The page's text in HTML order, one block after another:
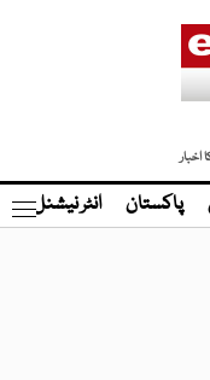
اخبار
پاکستان انٹر نیشنل